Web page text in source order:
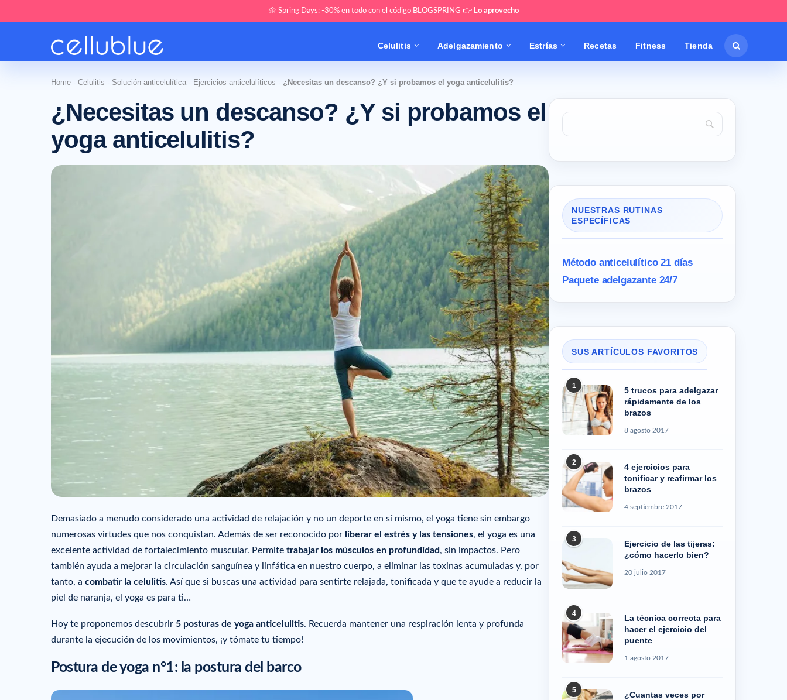
🌼 Spring Days: -30% en todo con el código BLOGSPRING 👉 Lo aprovecho
Celulitis Adelgazamiento Estrías Recetas Fitness Tienda
Home - Celulitis - Solución anticelulítica - Ejercicios anticelulíticos - ¿Necesitas un descanso? ¿Y si probamos el yoga anticelulitis?
¿Necesitas un descanso? ¿Y si probamos el
yoga anticelulitis?
Demasiado a menudo considerado una actividad de relajación y no un deporte en sí mismo, el yoga tiene sin embargo
numerosas virtudes que nos conquistan. Además de ser reconocido por liberar el estrés y las tensiones, el yoga es una
excelente actividad de fortalecimiento muscular. Permite trabajar los músculos en profundidad, sin impactos. Pero
también ayuda a mejorar la circulación sanguínea y linfática en nuestro cuerpo, a eliminar las toxinas acumuladas y, por
tanto, a combatir la celulitis. Así que si buscas una actividad para sentirte relajada, tonificada y que te ayude a reducir la
piel de naranja, el yoga es para ti…
Hoy te proponemos descubrir 5 posturas de yoga anticelulitis. Recuerda mantener una respiración lenta y profunda
durante la ejecución de los movimientos, ¡y tómate tu tiempo!
Postura de yoga n°1: la postura del barco
NUESTRAS RUTINAS
ESPECÍFICAS
Método anticelulítico 21 días
Paquete adelgazante 24/7
SUS ARTÍCULOS FAVORITOS
1
5 trucos para adelgazar
rápidamente de los
brazos
8 agosto 2017
2
4 ejercicios para
tonificar y reafirmar los
brazos
4 septiembre 2017
3
Ejercicio de las tijeras:
¿cómo hacerlo bien?
20 julio 2017
4
La técnica correcta para
hacer el ejercicio del
puente
1 agosto 2017
5
¿Cuantas veces por